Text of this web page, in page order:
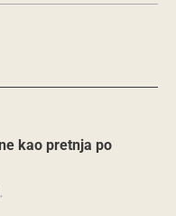
kao pretnja po